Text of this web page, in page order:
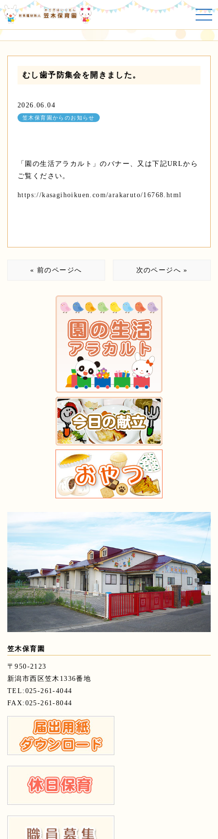
笠木保育園からのお知らせ
むし歯予防集会を開きました。
2026.06.04
笠木保育園からのお知らせ
「園の生活アラカルト」のバナー、又は下記URLから
ご覧ください。
https://kasagihoikuen.com/arakaruto/16768.html
« 前のページへ 次のページへ »
笠木保育園
〒950-2123
新潟市西区笠木1336番地
TEL:025-261-4044
FAX:025-261-8044